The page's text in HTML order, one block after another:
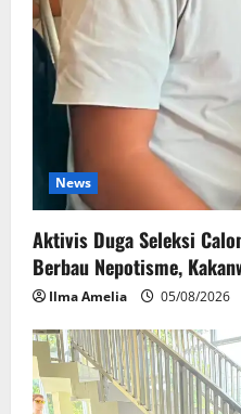
News
Aktivis Duga Seleksi
Berbau Nepotisme,
Ilma Amelia 05/08/2026